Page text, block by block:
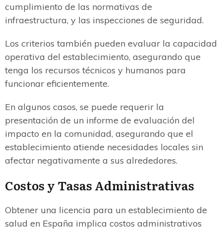
cumplimiento de las normativas de
infraestructura, y las inspecciones de seguridad.
Los criterios también pueden evaluar la capacidad
operativa del establecimiento, asegurando que
tenga los recursos técnicos y humanos para
funcionar eficientemente.
En algunos casos, se puede requerir la
presentación de un informe de evaluación del
impacto en la comunidad, asegurando que el
establecimiento atiende necesidades locales sin
afectar negativamente a sus alrededores.
Costos y Tasas Administrativas
Obtener una licencia para un establecimiento de
salud en España implica costos administrativos